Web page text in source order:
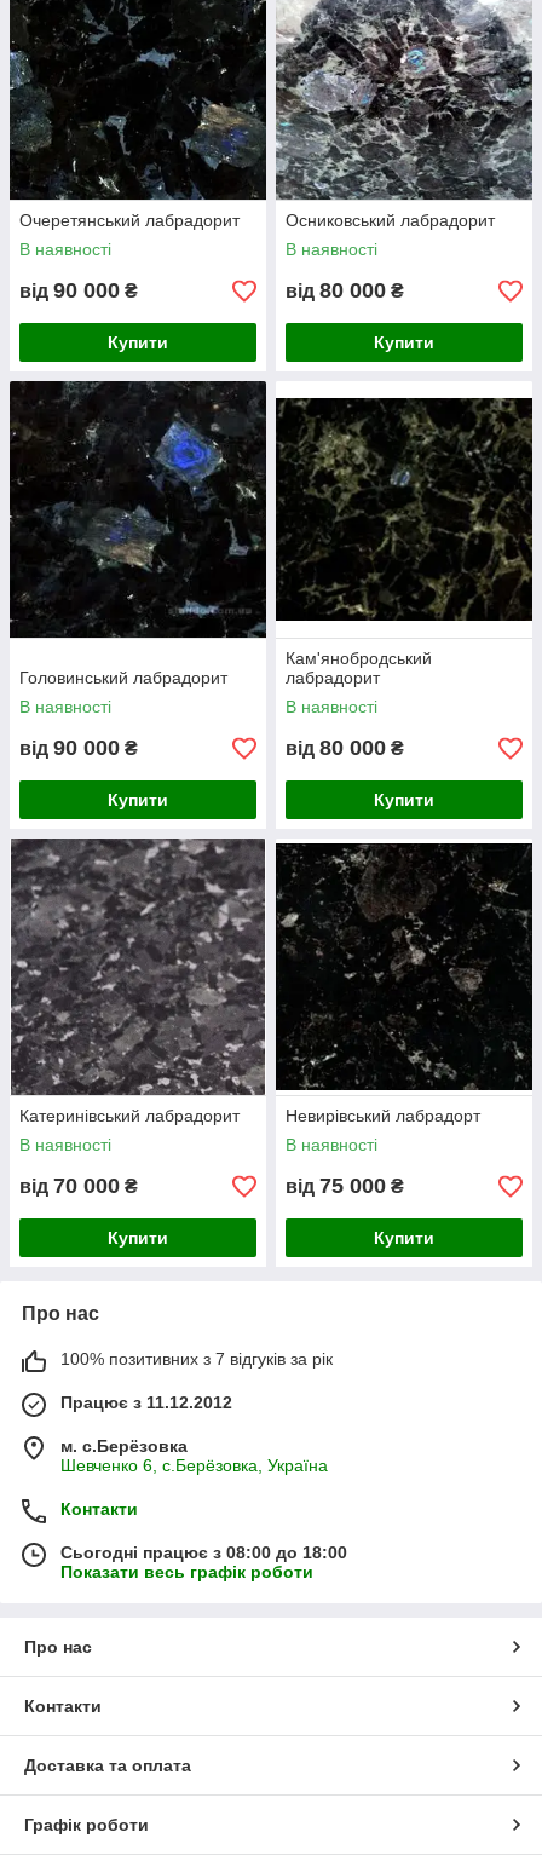
Очеретянський лабрадорит
В наявності
від 90 000 ₴
Купити
Осниковський лабрадорит
В наявності
від 80 000 ₴
Купити
Головинський лабрадорит
В наявності
від 90 000 ₴
Купити
Кам'янобродський
лабрадорит
В наявності
від 80 000 ₴
Купити
Катеринівський лабрадорит
В наявності
від 70 000 ₴
Купити
Невирівський лабрадорт
В наявності
від 75 000 ₴
Купити
Про нас
100% позитивних з 7 відгуків за рік
Працює з 11.12.2012
м. с.Берёзовка
Шевченко 6, с.Берёзовка, Україна
Контакти
Сьогодні працює з 08:00 до 18:00
Показати весь графік роботи
Про нас
Контакти
Доставка та оплата
Графік роботи